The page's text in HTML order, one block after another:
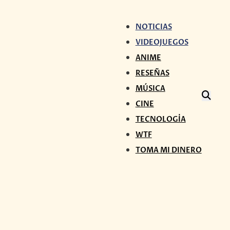
NOTICIAS
VIDEOJUEGOS
ANIME
RESEÑAS
MÚSICA
CINE
TECNOLOGÍA
WTF
TOMA MI DINERO